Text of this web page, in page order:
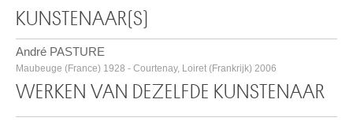
KUNSTENAAR(S)
André PASTURE
Maubeuge (France) 1928 - Courtenay, Loiret (Frankrijk) 2006
WERKEN VAN DEZELFDE KUNSTENAAR